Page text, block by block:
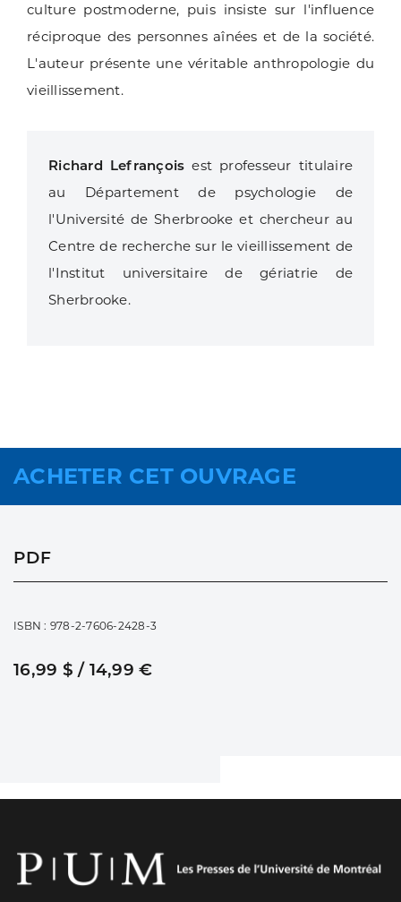
culture postmoderne, puis insiste sur l'influence
réciproque des personnes aînées et de la société.
L'auteur présente une véritable anthropologie du
vieillissement.
Richard Lefrançois est professeur titulaire
au Département de psychologie de
l'Université de Sherbrooke et chercheur au
Centre de recherche sur le vieillissement de
l'Institut universitaire de gériatrie de
Sherbrooke.
ACHETER CET OUVRAGE
PDF
ISBN : 978-2-7606-2428-3
16,99 $ / 14,99 €